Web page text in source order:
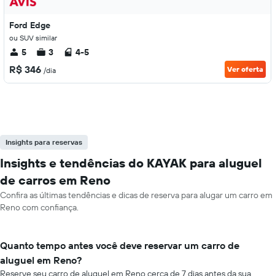
Ford Edge
ou SUV similar
5 3 4-5
R$ 346 /dia Ver oferta
Insights para reservas
Insights e tendências do KAYAK para aluguel
de carros em Reno
Confira as últimas tendências e dicas de reserva para alugar um carro em
Reno com confiança.
Quanto tempo antes você deve reservar um carro de
aluguel em Reno?
Reserve seu carro de aluguel em Reno cerca de 7 dias antes da sua